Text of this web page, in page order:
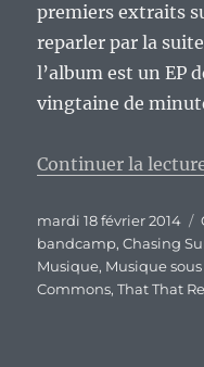
premiers extraits
reparler par la
l’album est un EP
vingtaine de
Continuer la
Publié
le
mardi 18 février 2014
bandcamp,Chasing
Musique, Musique
Commons,That That